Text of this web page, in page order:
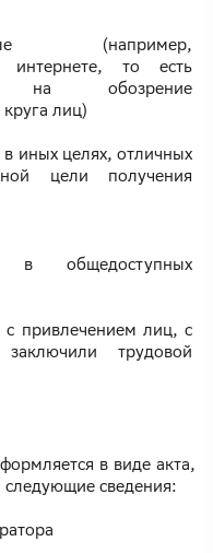
(например,
интернете, то есть
на обозрение
лиц)
иных целях, отличных
цели получения
в общедоступных
привлечением лиц, с
трудовой
в виде акта,
сведения: